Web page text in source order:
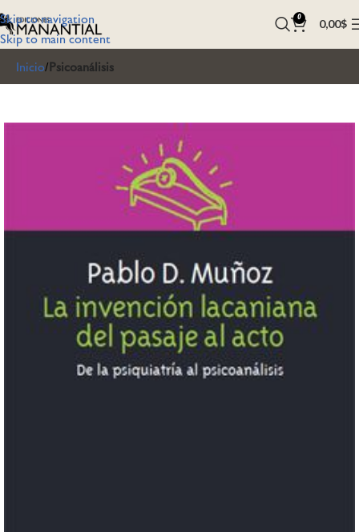
Skip to navigation
Skip to main content
0 0,00$
Inicio Psicoanálisis